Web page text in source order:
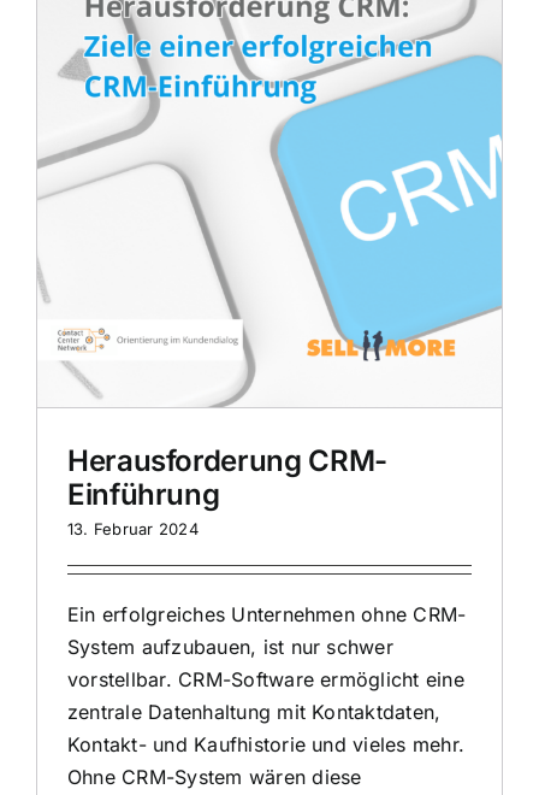
Herausforderung CRM-
Einführung
13. Februar 2024
Ein erfolgreiches Unternehmen ohne CRM-
System aufzubauen, ist nur schwer
vorstellbar. CRM-Software ermöglicht eine
zentrale Datenhaltung mit Kontaktdaten,
Kontakt- und Kaufhistorie und vieles mehr.
Ohne CRM-System wären diese